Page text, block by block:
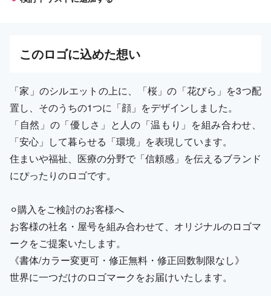
このロゴに込めた想い
「家」のシルエットの上に、「桜」の「花びら」を3つ配
置し、そのうちの1つに「顔」をデザインしました。
「自然」の「優しさ」と人の「温もり」を組み合わせ、
「安心」して暮らせる「環境」を表現しています。
住まいや福祉、医療の分野で「信頼感」を伝えるブランド
にぴったりのロゴです。
⚪︎購入をご検討のお客様へ
お客様の社名・屋号を組み合わせて、オリジナルのロゴマ
ークをご提案いたします。
《書体/カラー変更可・修正無料・修正回数制限なし》
世界に一つだけのロゴマークをお届けいたします。